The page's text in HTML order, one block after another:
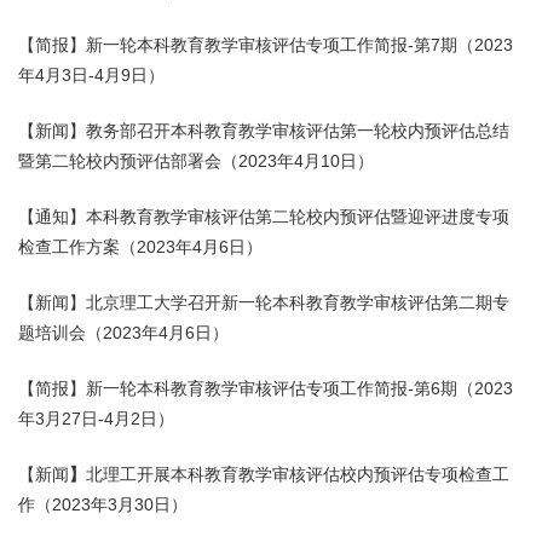
【简报】新一轮本科教育教学审核评估专项工作简报-第7期（2023
年4月3日-4月9日）
【新闻】教务部召开本科教育教学审核评估第一轮校内预评估总结
暨第二轮校内预评估部署会（2023年4月10日）
【通知】本科教育教学审核评估第二轮校内预评估暨迎评进度专项
检查工作方案（2023年4月6日）
【新闻】北京理工大学召开新一轮本科教育教学审核评估第二期专
题培训会（2023年4月6日）
【简报】新一轮本科教育教学审核评估专项工作简报-第6期（2023
年3月27日-4月2日）
【新闻】 北理工开展本科教育教学审核评估校内预评估专项检查工
作（2023年3月30日）